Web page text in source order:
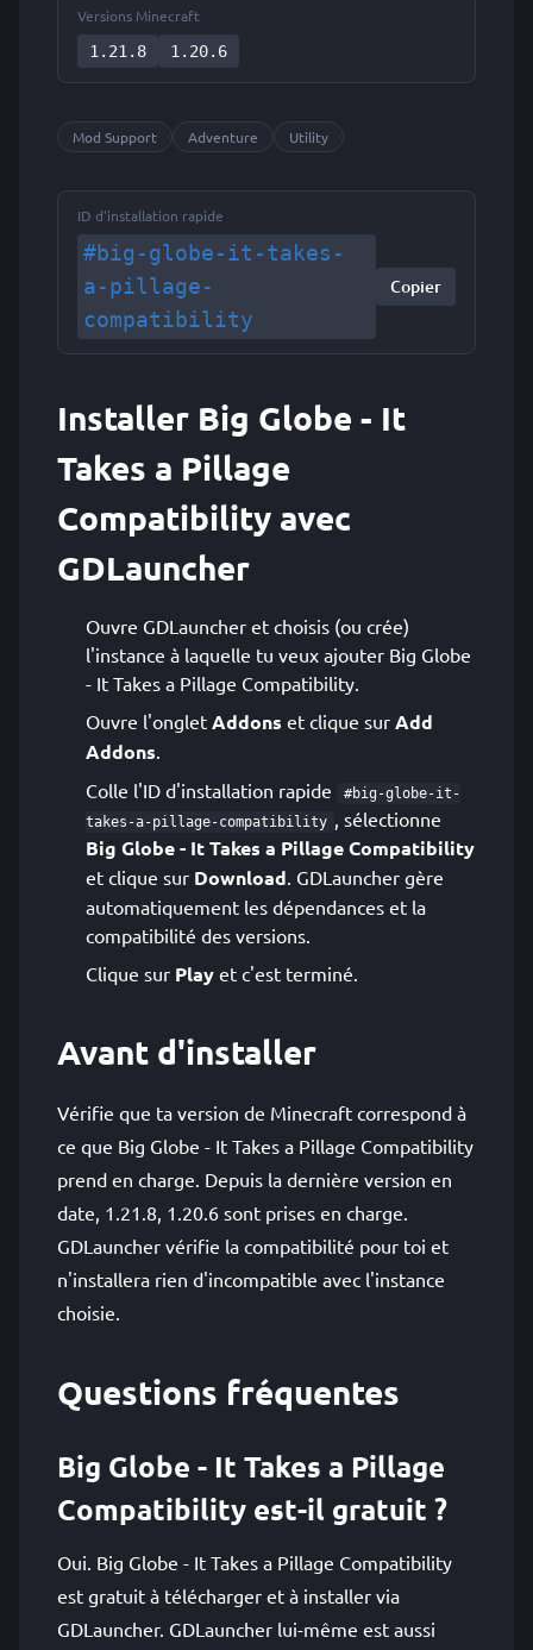
Versions Minecraft
1.21.8
1.20.6
Mod Support Adventure Utility
ID d'installation rapide
#big-globe-it-takes-
a-pillage-
compatibility
Copier
Installer Big Globe - It
Takes a Pillage
Compatibility avec
GDLauncher
Ouvre GDLauncher et choisis (ou crée)
l'instance à laquelle tu veux ajouter Big Globe
- It Takes a Pillage Compatibility.
Ouvre l'onglet Addons et clique sur Add
Addons.
Colle l'ID d'installation rapide
#big-globe-it-
takes-a-pillage-compatibility , sélectionne
Big Globe - It Takes a Pillage Compatibility
et clique sur Download. GDLauncher gère
automatiquement les dépendances et la
compatibilité des versions.
Clique sur Play et c'est terminé.
Avant d'installer
Vérifie que ta version de Minecraft correspond à
ce que Big Globe - It Takes a Pillage Compatibility
prend en charge. Depuis la dernière version en
date, 1.21.8, 1.20.6 sont prises en charge.
GDLauncher vérifie la compatibilité pour toi et
n'installera rien d'incompatible avec l'instance
choisie.
Questions fréquentes
Big Globe - It Takes a Pillage
Compatibility est-il gratuit ?
Oui. Big Globe - It Takes a Pillage Compatibility
est gratuit à télécharger et à installer via
GDLauncher. GDLauncher lui-même est aussi